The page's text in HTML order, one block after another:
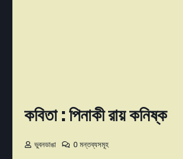
কবিতা : পিনাকী রায় কনিষ্ক
ভুবনডাঙা 0 মন্তব্যসমূহ